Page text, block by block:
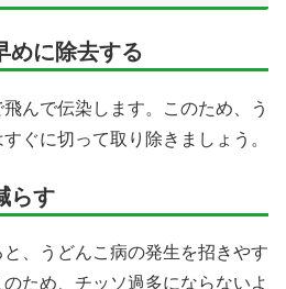
めに除去する
んで伝染します。このため、う
ぐに切って取り除きましょう。
らす
、うどんこ病の発生を招きやす
ため、チッソ過多にならないよ